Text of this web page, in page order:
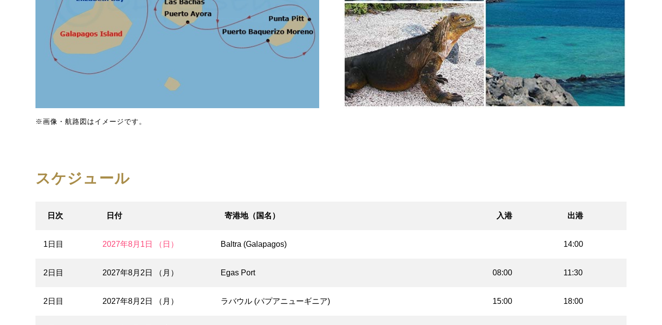
※画像・航路図はイメージです。
スケジュール
日次 日付 寄港地（国名） 入港 出港
1日目 2027年8月1日 （日） Baltra (Galapagos) 14:00
2日目 2027年8月2日 （月） Egas Port 08:00 11:30
2日目 2027年8月2日 （月） ラバウル (パプアニューギニア) 15:00 18:00